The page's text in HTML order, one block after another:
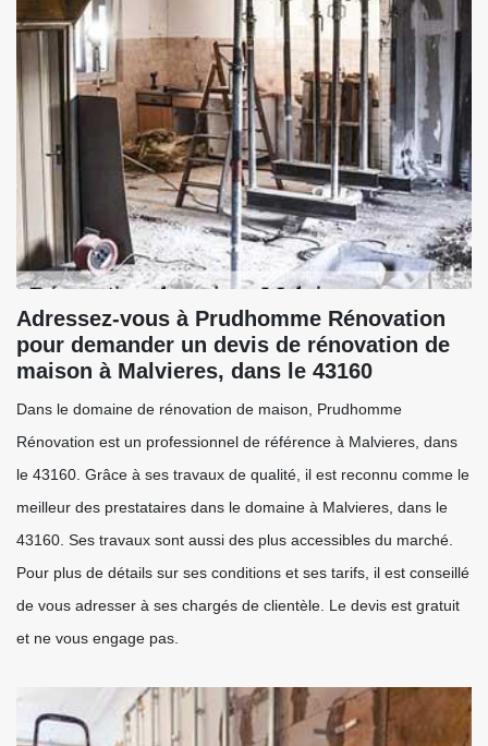
Adressez-vous à Prudhomme Rénovation
pour demander un devis de rénovation de
maison à Malvieres, dans le 43160
Dans le domaine de rénovation de maison, Prudhomme
Rénovation est un professionnel de référence à Malvieres, dans
le 43160. Grâce à ses travaux de qualité, il est reconnu comme le
meilleur des prestataires dans le domaine à Malvieres, dans le
43160. Ses travaux sont aussi des plus accessibles du marché.
Pour plus de détails sur ses conditions et ses tarifs, il est conseillé
de vous adresser à ses chargés de clientèle. Le devis est gratuit
et ne vous engage pas.